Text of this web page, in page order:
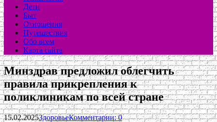
Дети
Быт
Отношения
Путешествия
Обо всем
Карта сайта
Минздрав предложил облегчить
правила прикрепления к
поликлиникам по всей стране
15.02.2025ЗдоровьеКомментарии: 0